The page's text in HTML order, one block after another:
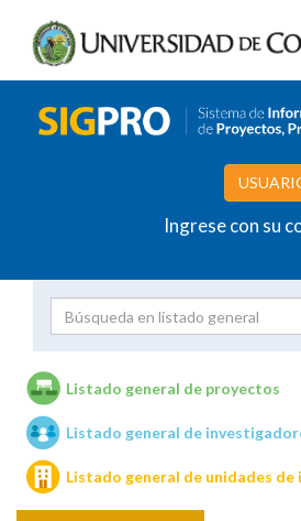
Ingrese con su
Unidades de investigación
Listado general de proyectos
Listado general de
Listado general de unidades de